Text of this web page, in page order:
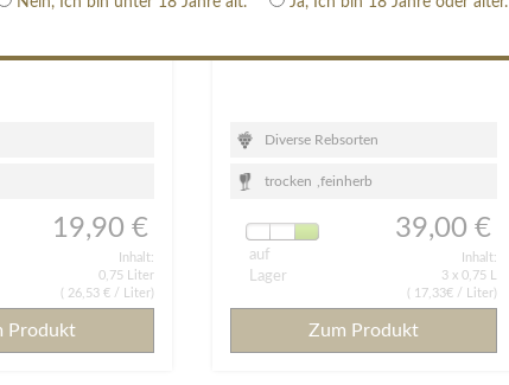
19,90 €
Inhalt:
0,75 Liter
26,53 € / Liter)
Produkt
Diverse Rebsorten
trocken ,feinherb
auf
Lager
39,00 €
Inhalt:
3 x 0,75 L
( 17,33€ / Liter)
Zum Produkt